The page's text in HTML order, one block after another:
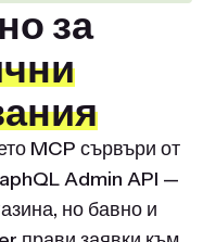
за
MCP сървъри от
Admin API —
но бавно и